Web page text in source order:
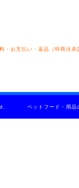
・お支払い・返品（特商法表
ペットフード・用品